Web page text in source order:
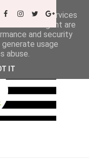
deliver its services
and user-agent are
and security
usage
abuse.
IT